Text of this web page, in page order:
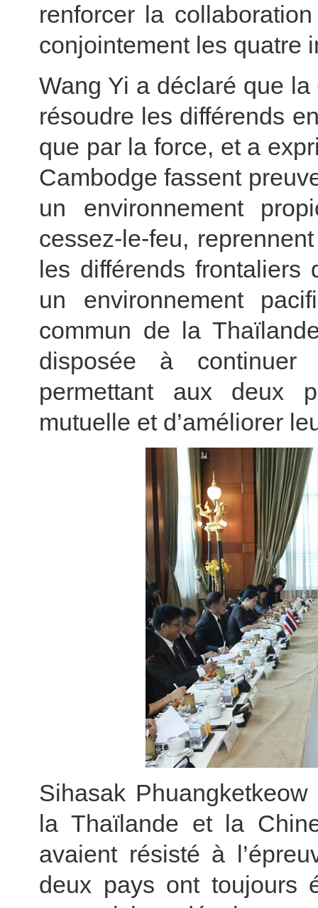
renforcer la
conjointement les quatre
Wang Yi a déclaré que
résoudre les différends
que par la force, et a
Cambodge fassent
un environnement
cessez-le-feu,
les différends frontaliers
un environnement
commun de la
disposée à continuer
permettant aux deux
mutuelle et d’améliorer
Sihasak
la Thaïlande et la
avaient résisté à
deux pays ont toujours